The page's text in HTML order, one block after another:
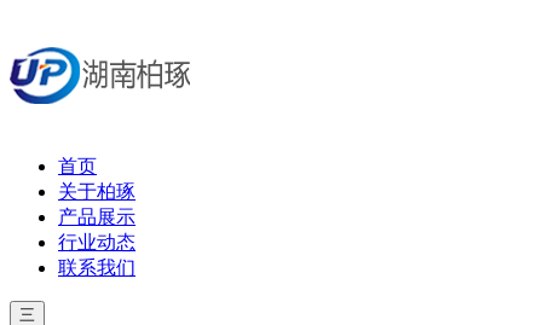
首页
关于柏琢
产品展示
行业动态
联系我们
三